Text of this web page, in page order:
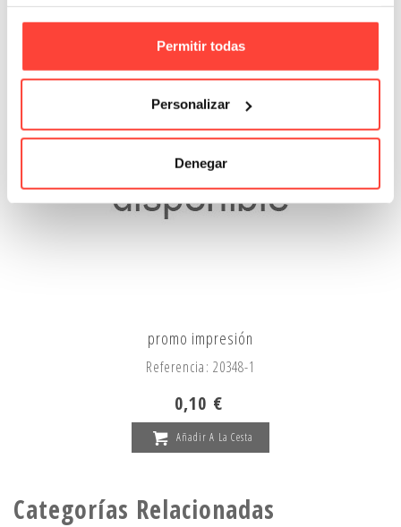
Permitir todas
Personalizar
Denegar
promo impresión
Referencia: 20348-1
0,10 €
Añadir A La Cesta
Categorías Relacionadas